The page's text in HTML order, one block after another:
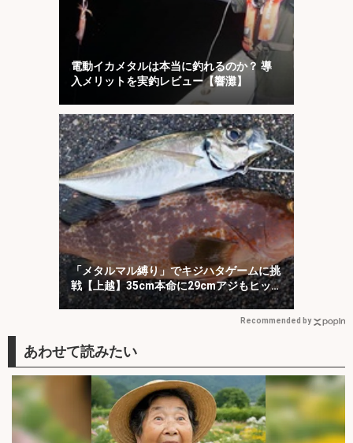
電動イカメタルは本当に釣れるのか？ 導
入メリットを実釣レビュー【響灘】
「メタルマル縛り」でキジハタゲームに挑
戦【上越】35cm本命に29cmアジもヒッ
ト！
Recommended by